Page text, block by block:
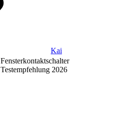
Kai
Fensterkontaktschalter
Testempfehlung 2026